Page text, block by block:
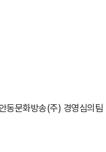
동문화방송(주) 경영심의팀